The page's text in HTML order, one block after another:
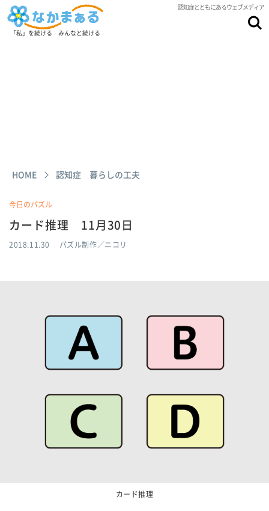
認知症とともにあるウェブメディア
「私」を続ける みんなと続ける
HOME 認知症 暮らしの工夫
今日のパズル
カード推理 11月30日
2018.11.30 パズル制作／ニコリ
カード推理